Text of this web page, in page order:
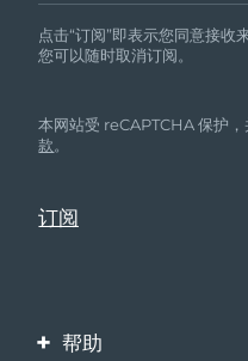
点击“订阅”即表示您同意接收
您可以随时取消订阅。
本网站受 reCAPTCHA 保护
款。
帮助